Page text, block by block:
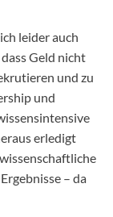
leider auch
dass Geld nicht
und zu
und
erledigt
– da